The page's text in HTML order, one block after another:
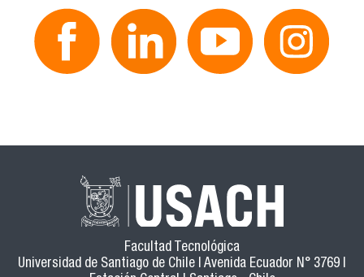
Facultad Tecnológica
Universidad de Santiago de Chile | Avenida Ecuador N° 3769 |